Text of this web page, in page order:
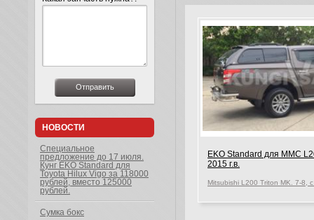
EKO Standard для MMC
2015 г.в.
НОВОСТИ
Специальное
предложение до 17 июля.
Кунг EKO Standard для
Toyota Hilux Vigo за 118000
рублей, вместо 125000
рублей.
Сумка бокс